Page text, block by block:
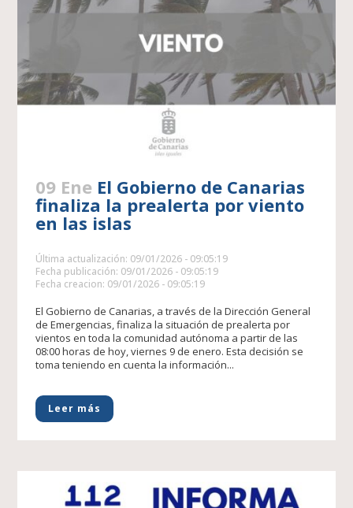
09 Ene El Gobierno de Canarias
finaliza la prealerta por viento
en las islas
Última actualización: 09/01/2026 - 09:05:19
Fecha publicación: 09/01/2026 - 09:05:19
Fecha creacion: 09/01/2026 - 09:05:19
El Gobierno de Canarias, a través de la Dirección General
de Emergencias, finaliza la situación de prealerta por
vientos en toda la comunidad autónoma a partir de las
08:00 horas de hoy, viernes 9 de enero. Esta decisión se
toma teniendo en cuenta la información...
Leer más